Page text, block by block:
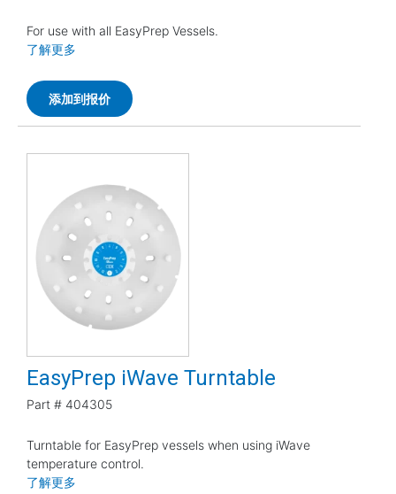
For use with all EasyPrep Vessels.
了解更多
添加到报价
EasyPrep iWave Turntable
Part # 404305
Turntable for EasyPrep vessels when using iWave
temperature control.
了解更多